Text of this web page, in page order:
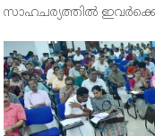
സാഹചര്യത്തിൽ
ചെയർമാൻ അഡ്വ. കെ.